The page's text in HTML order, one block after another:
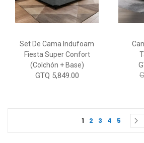
Set De Cama Indufoam
Fiesta Super Confort
(Colchón + Base)
GTQ 5,849.00
Page
You're currently
1 Page
2 Page
3 Page
4 Page
5